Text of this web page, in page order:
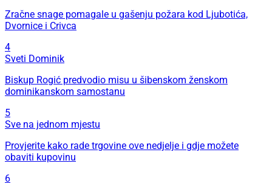
Zračne snage pomagale u gašenju požara kod Ljubotića,
Dvornice i Crivca
4
Sveti Dominik
Biskup Rogić predvodio misu u šibenskom ženskom
dominikanskom samostanu
5
Sve na jednom mjestu
Provjerite kako rade trgovine ove nedjelje i gdje možete
obaviti kupovinu
6